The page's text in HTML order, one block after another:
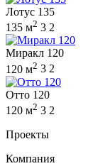
Лотус 135
135 м2 3 2
Миракл 120
120 м2 3 2
Отто 120
120 м2 3 2
Проекты
Компания